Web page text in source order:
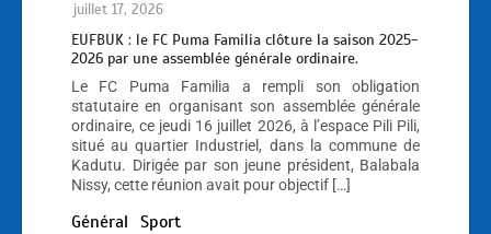
juillet 17, 2026
EUFBUK : le FC Puma Familia clôture la saison 2025-
2026 par une assemblée générale ordinaire.
Le FC Puma Familia a rempli son obligation
statutaire en organisant son assemblée générale
ordinaire, ce jeudi 16 juillet 2026, à l’espace Pili Pili,
situé au quartier Industriel, dans la commune de
Kadutu. Dirigée par son jeune président, Balabala
Nissy, cette réunion avait pour objectif […]
Général Sport